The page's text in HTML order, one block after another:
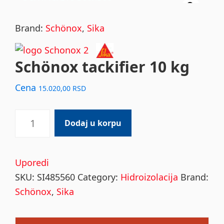
Brand: Schönox, Sika
Schönox tackifier 10 kg
Cena 15.020,00 RSD
tackifier
kg
quantity
Dodaj u korpu
Uporedi
SKU: SI485560 Category: Hidroizolacija Brand:
Schönox, Sika